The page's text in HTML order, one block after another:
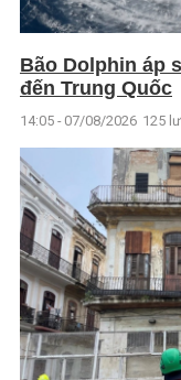
Bão Dolphin áp
đến Trung Quốc
14:05 - 07/08/2026 125